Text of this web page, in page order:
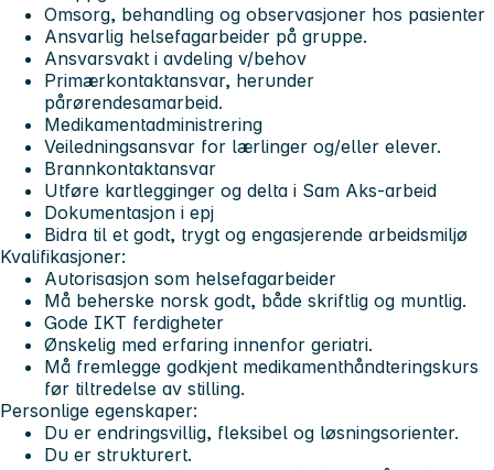
Omsorg, behandling og observasjoner hos pasienter
Ansvarlig helsefagarbeider på gruppe.
Ansvarsvakt i avdeling v/behov
Primærkontaktansvar, herunder
pårørendesamarbeid.
Medikamentadministrering
Veiledningsansvar for lærlinger og/eller elever.
Brannkontaktansvar
Utføre kartlegginger og delta i Sam Aks-arbeid
Dokumentasjon i epj
Bidra til et godt, trygt og engasjerende arbeidsmiljø
Kvalifikasjoner:
Autorisasjon som helsefagarbeider
Må beherske norsk godt, både skriftlig og muntlig.
Gode IKT ferdigheter
Ønskelig med erfaring innenfor geriatri.
Må fremlegge godkjent medikamenthåndteringskurs
før tiltredelse av stilling.
Personlige egenskaper:
Du er endringsvillig, fleksibel og løsningsorienter.
Du er strukturert.